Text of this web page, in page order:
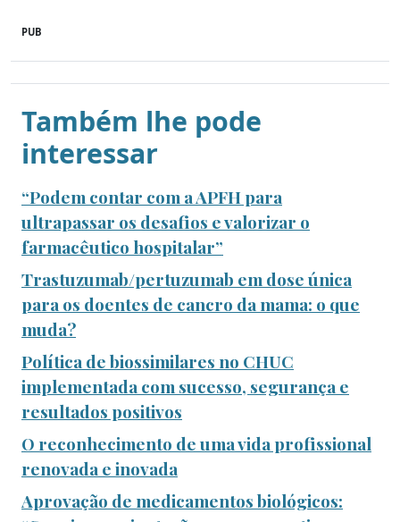
PUB
Também lhe pode
interessar
“Podem contar com a APFH para
ultrapassar os desafios e valorizar o
farmacêutico hospitalar”
Trastuzumab/pertuzumab em dose única
para os doentes de cancro da mama: o que
muda?
Política de biossimilares no CHUC
implementada com sucesso, segurança e
resultados positivos
O reconhecimento de uma vida profissional
renovada e inovada
Aprovação de medicamentos biológicos: